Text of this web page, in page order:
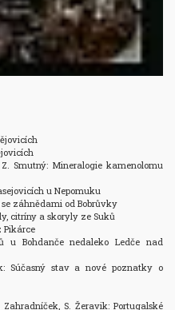
Smutný: Mineralogie kamenolomu
u Nepomuku
záhnědami od Bobrůvky
citríny a skoryly ze Suků
Pikárce
u Bohdanče nedaleko Ledče nad
Súčasný stav a nové poznatky o
S. Žeravik: Portugalské